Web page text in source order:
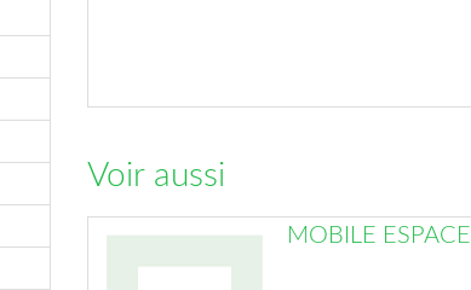
Voir aussi
MOBILE ESPACE